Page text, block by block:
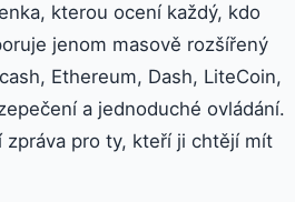
kterou ocení každý, kdo
jenom masově rozšířený
Ethereum, Dash, LiteCoin,
a jednoduché ovládání.
zpráva pro ty, kteří ji chtějí mít